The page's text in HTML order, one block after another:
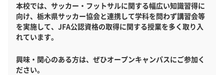
本校では、サッカー・フットサルに関する幅広い知識習得に
向け、栃木県サッカー協会と連携して学科を問わず講習会等
を実施して、JFA公認資格の取得に関する授業を多く取り入
れています。
興味・関心のある方は、ぜひオープンキャンパスにご参加く
ださい。